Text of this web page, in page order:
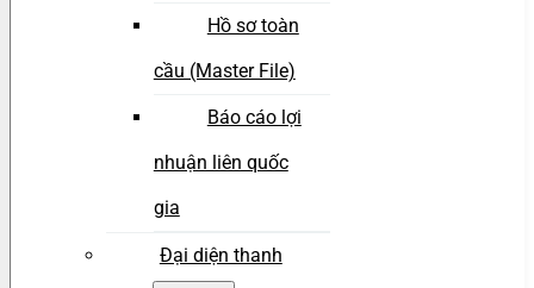
Hồ sơ toàn
cầu (Master File)
Báo cáo lợi
nhuận liên quốc
gia
Đại diện thanh